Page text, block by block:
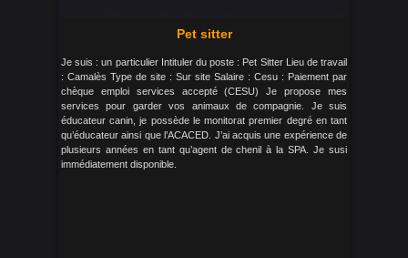
Pet sitter
Je suis : un particulier Intituler du poste : Pet Sitter Lieu de travail
: Camalès Type de site : Sur site Salaire : Cesu : Paiement par
chèque emploi services accepté (CESU) Je propose mes
services pour garder vos animaux de compagnie. Je suis
éducateur canin, je possède le monitorat premier degré en tant
qu’éducateur ainsi que l’ACACED. J’ai acquis une expérience de
plusieurs années en tant qu’agent de chenil à la SPA. Je susi
immédiatement disponible.